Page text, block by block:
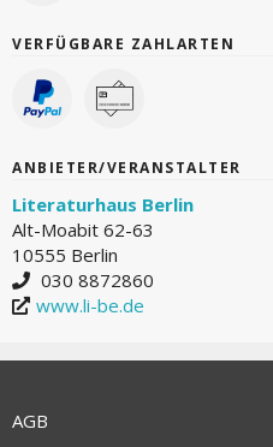
VERFÜGBARE ZAHLARTEN
ANBIETER/VERANSTALTER
Literaturhaus Berlin
Alt-Moabit 62-63
10555 Berlin
030 8872860
www.li-be.de
AGB